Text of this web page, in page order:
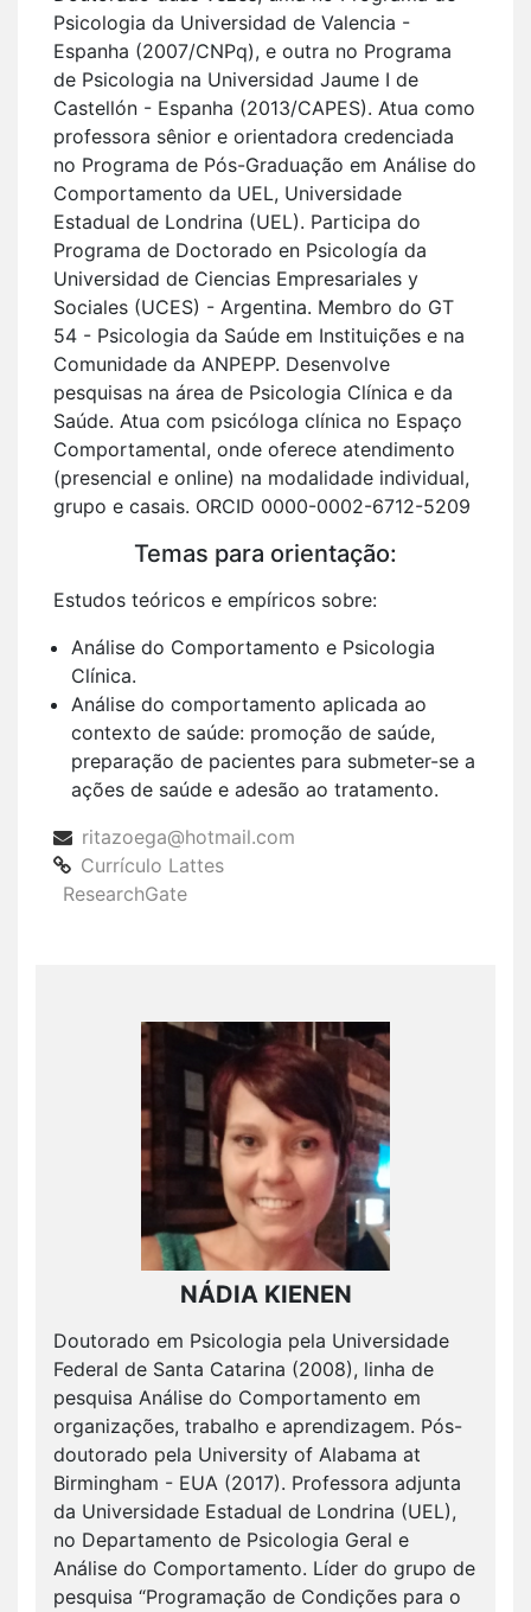
Psicologia da Universidad de Valencia -
Espanha (2007/CNPq), e outra no Programa
de Psicologia na Universidad Jaume I de
Castellón - Espanha (2013/CAPES). Atua como
professora sênior e orientadora credenciada
no Programa de Pós-Graduação em Análise do
Comportamento da UEL, Universidade
Estadual de Londrina (UEL). Participa do
Programa de Doctorado en Psicología da
Universidad de Ciencias Empresariales y
Sociales (UCES) - Argentina. Membro do GT
54 - Psicologia da Saúde em Instituições e na
Comunidade da ANPEPP. Desenvolve
pesquisas na área de Psicologia Clínica e da
Saúde. Atua com psicóloga clínica no Espaço
Comportamental, onde oferece atendimento
(presencial e online) na modalidade individual,
grupo e casais. ORCID 0000-0002-6712-5209
Temas para orientação:
Estudos teóricos e empíricos sobre:
Análise do Comportamento e Psicologia
Clínica.
Análise do comportamento aplicada ao
contexto de saúde: promoção de saúde,
preparação de pacientes para submeter-se a
ações de saúde e adesão ao tratamento.
ritazoega@hotmail.com
Currículo Lattes
ResearchGate
NÁDIA KIENEN
Doutorado em Psicologia pela Universidade
Federal de Santa Catarina (2008), linha de
pesquisa Análise do Comportamento em
organizações, trabalho e aprendizagem. Pós-
doutorado pela University of Alabama at
Birmingham - EUA (2017). Professora adjunta
da Universidade Estadual de Londrina (UEL),
no Departamento de Psicologia Geral e
Análise do Comportamento. Líder do grupo de
pesquisa “Programação de Condições para o